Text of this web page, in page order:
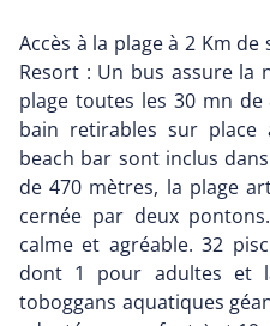
Accès à la plage à 2 Km
Resort : Un bus assure la
plage toutes les 30 mn
bain retirables sur place
beach bar sont inclus
de 470 mètres, la plage
cernée par deux
calme et agréable. 32
dont 1 pour adultes et
toboggans aquatiques